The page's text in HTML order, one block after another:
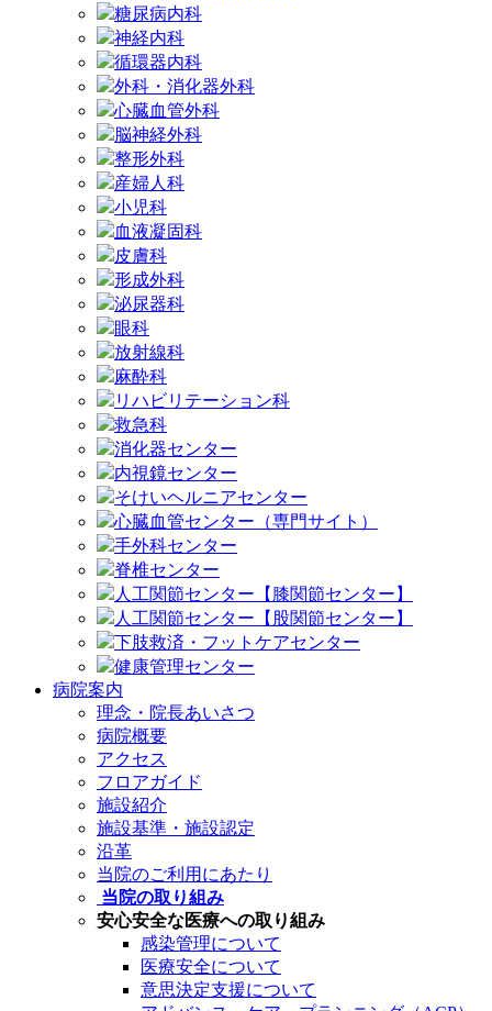
糖尿病内科
神経内科
循環器内科
外科・消化器外科
心臓血管外科
脳神経外科
整形外科
産婦人科
小児科
血液凝固科
皮膚科
形成外科
泌尿器科
眼科
放射線科
麻酔科
リハビリテーション科
救急科
消化器センター
内視鏡センター
そけいヘルニアセンター
心臓血管センター（専門サイト）
手外科センター
脊椎センター
人工関節センター【膝関節センター】
人工関節センター【股関節センター】
下肢救済・フットケアセンター
健康管理センター
病院案内
理念・院長あいさつ
病院概要
アクセス
フロアガイド
施設紹介
施設基準・施設認定
沿革
当院のご利用にあたり
当院の取り組み
安心安全な医療への取り組み
感染管理について
医療安全について
意思決定支援について